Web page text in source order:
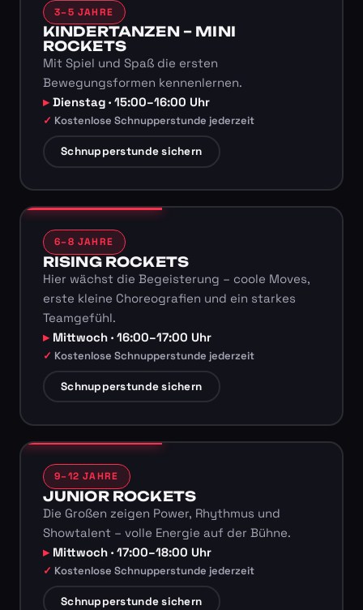
3–5 JAHRE
KINDERTANZEN – MINI
ROCKETS
Mit Spiel und Spaß die ersten
Bewegungsformen kennenlernen.
Dienstag · 15:00–16:00 Uhr
Kostenlose Schnupperstunde jederzeit
Schnupperstunde sichern
6–8 JAHRE
RISING ROCKETS
Hier wächst die Begeisterung – coole Moves,
erste kleine Choreografien und ein starkes
Teamgefühl.
Mittwoch · 16:00–17:00 Uhr
Kostenlose Schnupperstunde jederzeit
Schnupperstunde sichern
9–12 JAHRE
JUNIOR ROCKETS
Die Großen zeigen Power, Rhythmus und
Showtalent – volle Energie auf der Bühne.
Mittwoch · 17:00–18:00 Uhr
Kostenlose Schnupperstunde jederzeit
Schnupperstunde sichern